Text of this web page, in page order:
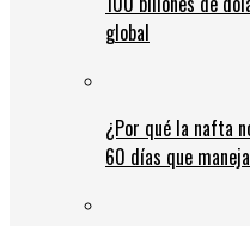
global
¿Por qué la nafta
60 días que